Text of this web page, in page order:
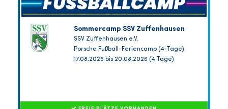
Sommercamp SSV Zuffenhausen
SSV Zuffenhausen e.V.
Porsche Fußball-Feriencamp (4-Tage)
17.08.2026 bis 20.08.2026 (4 Tage)